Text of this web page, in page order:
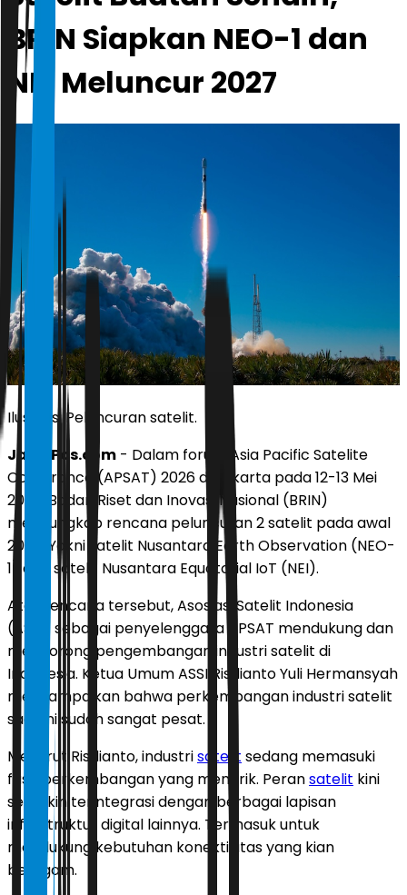
BRIN Siapkan NEO-1 dan
NEI Meluncur 2027
Ilustrasi Peluncuran satelit.
JawaPos.com - Dalam forum Asia Pacific Satelite
Conferance (APSAT) 2026 di Jakarta pada 12-13 Mei
2026, Badan Riset dan Inovasi Nasional (BRIN)
mengungkap rencana peluncuran 2 satelit pada awal
2027. Yakni satelit Nusantara Earth Observation (NEO-
1) dan satelit Nusantara Equatorial IoT (NEI).
Atas rencana tersebut, Asosiasi Satelit Indonesia
(ASSI) sebagai penyelenggara APSAT mendukung dan
mendorong pengembangan industri satelit di
Indonesia. Ketua Umum ASSI Risdianto Yuli Hermansyah
menyampaikan bahwa perkembangan industri satelit
saat ini sudah sangat pesat.
Menurut Risdianto, industrisatelit sedang memasuki
fase perkembangan yang menarik. Peransatelit kini
semakin terintegrasi dengan berbagai lapisan
infrastruktur digital lainnya. Termasuk untuk
mendukung kebutuhan konektivitas yang kian
beragam.